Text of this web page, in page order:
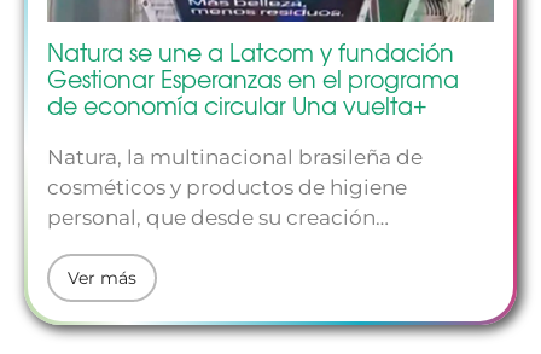
Natura se une a Latcom y fundación
Gestionar Esperanzas en el programa
de economía circular Una vuelta+
Natura, la multinacional brasileña de
cosméticos y productos de higiene
personal, que desde su creación…
Ver más